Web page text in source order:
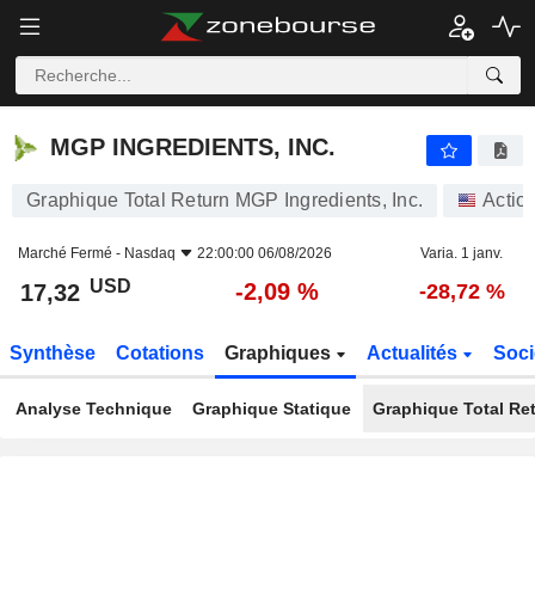
MGP INGREDIENTS, INC.
MGP INGREDIENTS, INC.
Graphique Total Return MGP Ingredients, Inc.
Marché Fermé - Nasdaq 22:00:00 06/08/2026 Varia. 1 janv.
17,32 USD -2,09 % -28,72 %
Synthèse Cotations Graphiques Actualités
Analyse Technique Graphique Statique Graphique Total